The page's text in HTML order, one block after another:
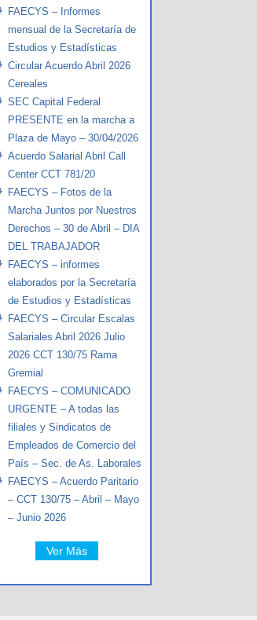
FAECYS – Informes
mensual de la Secretaría de
Estudios y Estadísticas
Circular Acuerdo Abril 2026
Cereales
SEC Capital Federal
PRESENTE en la marcha a
Plaza de Mayo – 30/04/2026
Acuerdo Salarial Abril Call
Center CCT 781/20
FAECYS – Fotos de la
Marcha Juntos por Nuestros
Derechos – 30 de Abril – DIA
DEL TRABAJADOR
FAECYS – informes
elaborados por la Secretaría
de Estudios y Estadísticas
FAECYS – Circular Escalas
Salariales Abril 2026 Julio
2026 CCT 130/75 Rama
Gremial
FAECYS – COMUNICADO
URGENTE – A todas las
filiales y Sindicatos de
Empleados de Comercio del
País – Sec. de As. Laborales
FAECYS – Acuerdo Paritario
– CCT 130/75 – Abril – Mayo
– Junio 2026
Ver Más